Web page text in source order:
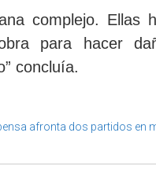
complejo. Ellas
para hacer
concluía.
afronta dos partidos en